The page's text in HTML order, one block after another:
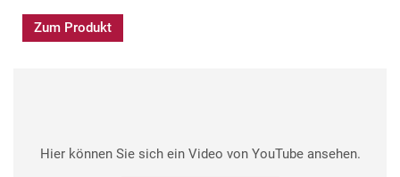
Zum Produkt
Hier können Sie sich ein Video von YouTube ansehen.